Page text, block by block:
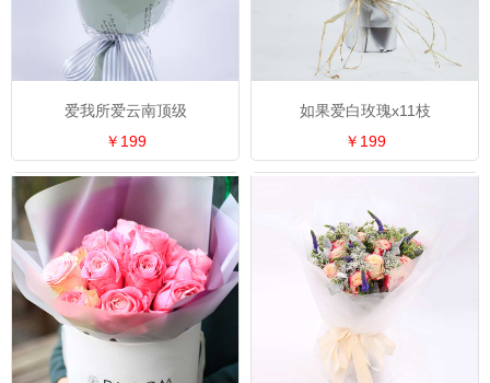
爱我所爱云南顶级
￥199
如果爱白玫瑰x11枝
￥199